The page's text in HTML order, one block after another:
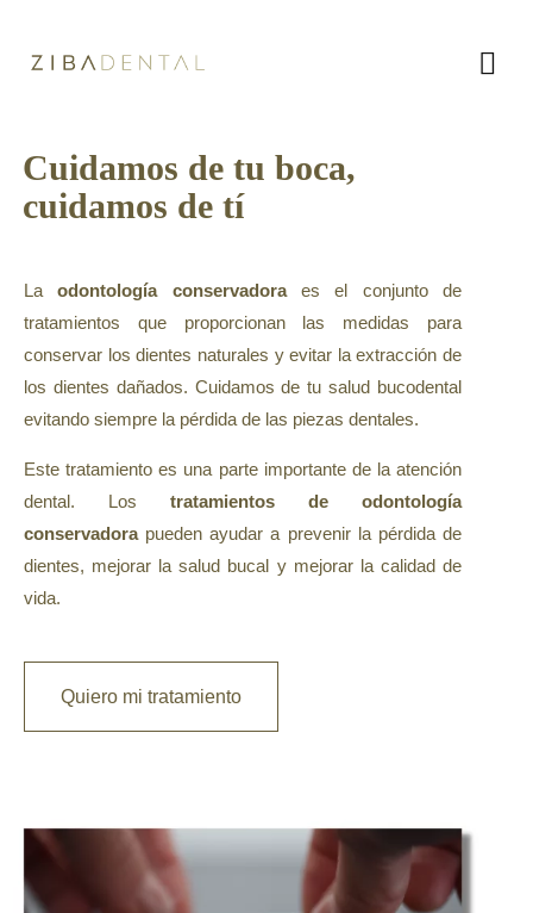
Odontología Conservadora
Implante dental y prótesis
Periodoncia
Estética Dental
Blanqueamiento dental
Bruxismo, ATM
Ortodoncia
Logopedia
Cuidamos de tu boca,
cuidamos de tí
Laodontología conservadoraes el conjunto de
tratamientos que proporcionan las medidas para
conservar los dientes naturales y evitar la extracción de
los dientes dañados. Cuidamos de tu salud bucodental
evitando siempre la pérdida de las piezas dentales.
Este tratamiento es una parte importante de la atención
dental. Los tratamientos de odontología
conservadorapueden ayudar a prevenir la pérdida de
dientes, mejorar la salud bucal y mejorar la calidad de
vida.
Quiero mi tratamiento